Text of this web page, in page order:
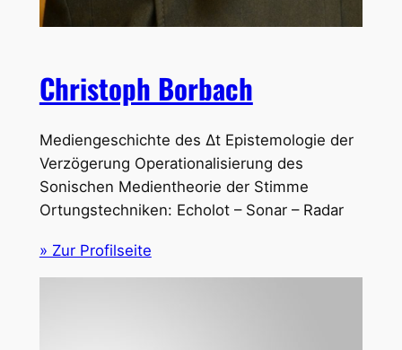
Christoph Borbach
Mediengeschichte des Δt Epistemologie der
Verzögerung Operationalisierung des
Sonischen Medientheorie der Stimme
Ortungstechniken: Echolot – Sonar – Radar
» Zur Profilseite